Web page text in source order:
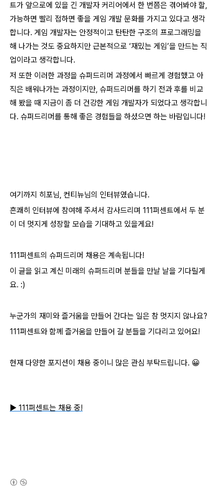
트가 앞으로에 있을 긴 개발자 커리어에서 한 번쯤은 겪어봐야 할,
가능하면 빨리 접하면 좋을 게임 개발 문화를 가지고 있다고 생각
합니다. 게임 개발자는 안정적이고 탄탄한 구조의 프로그래밍을
해 나가는 것도 중요하지만 근본적으로 ‘재밌는 게임’을 만드는 직
업이라고 생각합니다.
저 또한 이러한 과정을 슈퍼드리머 과정에서 빠르게 경험했고 아
직은 배워나가는 과정이지만, 슈퍼드리머를 하기 전과 후를 비교
해 봤을 때 지금이 좀 더 건강한 게임 개발자가 되었다고 생각합니
다. 슈퍼드리머를 통해 좋은 경험들을 하셨으면 하는 바람입니다!
여기까지 히포님, 컨티뉴님의 인터뷰였습니다.
흔쾌히 인터뷰에 참여해 주셔서 감사드리며 111퍼센트에서 두 분
이 더 멋지게 성장할 모습을 기대하고 있을게요!
111퍼센트의 슈퍼드리머 채용은 계속됩니다!
이 글을 읽고 계신 미래의 슈퍼드리머 분들을 만날 날을 기다릴게
요. :)
누군가의 재미와 즐거움을 만들어 간다는 일은 참 멋지지 않나요?
111퍼센트와 함께 즐거움을 만들어 갈 분들을 기다리고 있어요!
현재 다양한 포지션이 채용 중이니 많은 관심 부탁드립니다. 😀
▶ 111퍼센트는 채용 중!